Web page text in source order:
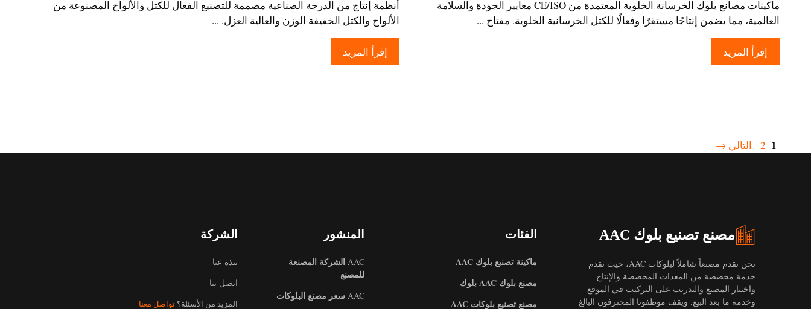
ماكينات مصانع بلوك الخرسانة الخلوية المعتمدة من CE/ISO معايير الجودة والسلامة
العالمية، مما يضمن إنتاجًا مستقرًا وفعالًا للكتل الخرسانية الخلوية. مفتاح ...
إقرأ المزيد
أنظمة إنتاج من الدرجة الصناعية مصممة للتصنيع الفعال للكتل والألواح المصنوعة من
الألواح والكتل الخفيفة الوزن والعالية العزل. ...
إقرأ المزيد
الصفحة1 الصفحة
2 التالي →
مصنع تصنيع بلوك AAC
نحن نقدم مصنعاً شاملاً لبلوكات AAC، حيث نقدم
خدمة مخصصة من المعدات المخصصة والإنتاج
واختبار المصنع والتدريب على التركيب في الموقع
وخدمة ما بعد البيع. ويقف موظفونا المحترفون البالغ
الفئات
ماكينة تصنيع بلوك AAC
مصنع بلوك AAC بلوك
مصنع تصنيع بلوكات AAC
المنشور
AACالشركة المصنعة
للمصنع
AACسعر مصنع البلوكات
الشركة
نبذة عنا
اتصل بنا
المزيد من الأسئلة؟تواصل معنا